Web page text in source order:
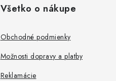
Všetko o nákupe
Obchodné podmienky
Možnosti dopravy a platby
Reklamácie